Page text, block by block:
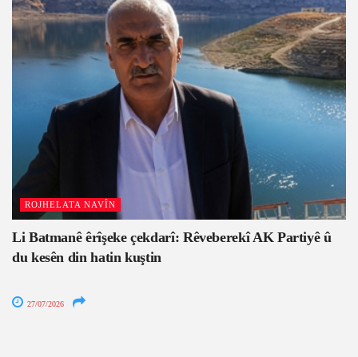
ROJHELATA NAVÎN
Li Batmanê êrîşeke çekdarî: Rêveberekî AK Partiyê û
du kesên din hatin kuştin
27/07/2026